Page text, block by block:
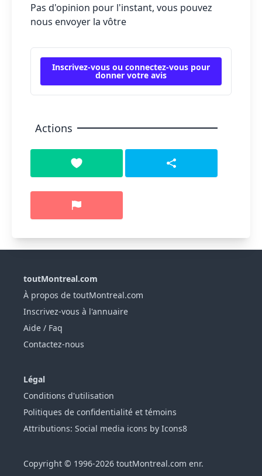
Pas d'opinion pour l'instant, vous pouvez
nous envoyer la vôtre
Inscrivez-vous ou connectez-vous pour
donner votre avis
Actions
toutMontreal.com
À propos de toutMontreal.com
Inscrivez-vous à l'annuaire
Aide / Faq
Contactez-nous
Légal
Conditions d'utilisation
Politiques de confidentialité et témoins
Attributions: Social media icons by Icons8
Copyright © 1996-2026 toutMontreal.com enr.